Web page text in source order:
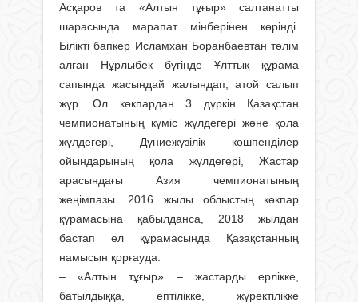
Асқаров та «Алтын тұғыр» салтанатты
шарасында марапат мінберінен көрінді.
Білікті бапкер Исламхан Боранбаевтан тәлім
алған Нұрлыбек бүгінде Ұлттық құрама
сапында жасындай жалындап, атой салып
жүр. Ол көкпардан 3 дүркін Қазақстан
чемпионатының күміс жүлдегері және қола
жүлдегері, Дүние­жүзілік көшпенділер
ойындарының қола жүлдегері, Жастар
арасындағы Азия чемпионатының
жеңімпазы. 2016 жылы облыстың көкпар
құрамасына қабылданса, 2018 жылдан
бастап ел құрамасында Қазақстанның
намысын қорғауда.
– «Алтын тұғыр» – жастарды ерлікке,
батылдыққа, ептілікке, жүректілікке